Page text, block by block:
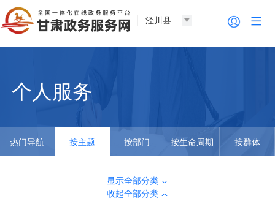
泾川县
个人服务
热门导航 按主题 按部门 按生命周期 按群体
显示全部分类
收起全部分类